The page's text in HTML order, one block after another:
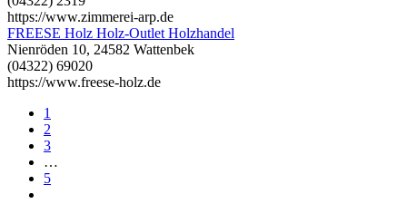
https://www.zimmerei-arp.de
FREESE Holz Holz-Outlet Holzhandel
Nienröden 10, 24582 Wattenbek
(04322) 69020
https://www.freese-holz.de
1
2
3
…
5